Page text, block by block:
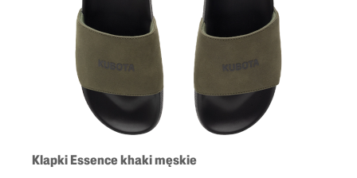
Klapki Essence khaki męskie